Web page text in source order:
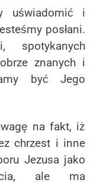
i
posłani.
spotykanych
znanych i
być Jego
na fakt, iż
chrzest i inne
Jezusa jako
ale ma